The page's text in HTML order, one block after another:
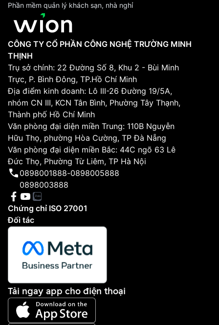
Phần mềm quản lý khách sạn, nhà nghỉ
CÔNG TY CỔ PHẦN CÔNG NGHỆ TRƯỜNG MINH
THỊNH
Trụ sở chính: 22 Đường Số 8, Khu 2 - Bùi Minh
Trực, P. Bình Đông, TP.Hồ Chí Minh
Địa điểm kinh doanh: Lô III-26 Đường 19/5A,
nhóm CN III, KCN Tân Bình, Phường Tây Thạnh,
Thành phố Hồ Chí Minh
Văn phòng đại diện miền Trung: 110B Nguyễn
Hữu Thọ, phường Hòa Cường, TP Đà Nẵng
Văn phòng đại diện miền Bắc: 44C ngõ 63 Lê
Đức Thọ, Phường Từ Liêm, TP Hà Nội
0898001888-0898005888
0898003888
Chứng chỉ ISO 27001
Đối tác
Tải ngay app cho điện thoại